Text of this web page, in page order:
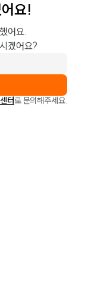
요!
어요.
겠어요?
터로 문의해주세요.